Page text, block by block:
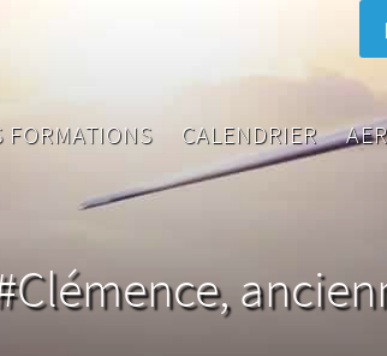
FORMATIONS CALENDRIER